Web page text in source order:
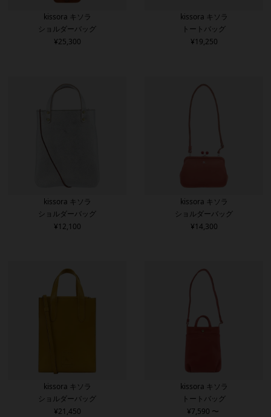
kissora キソラ
ショルダーバッグ
¥25,300
kissora キソラ
トートバッグ
¥19,250
kissora キソラ
ショルダーバッグ
¥12,100
kissora キソラ
ショルダーバッグ
¥14,300
kissora キソラ
ショルダーバッグ
¥21,450
kissora キソラ
トートバッグ
¥7,590 〜